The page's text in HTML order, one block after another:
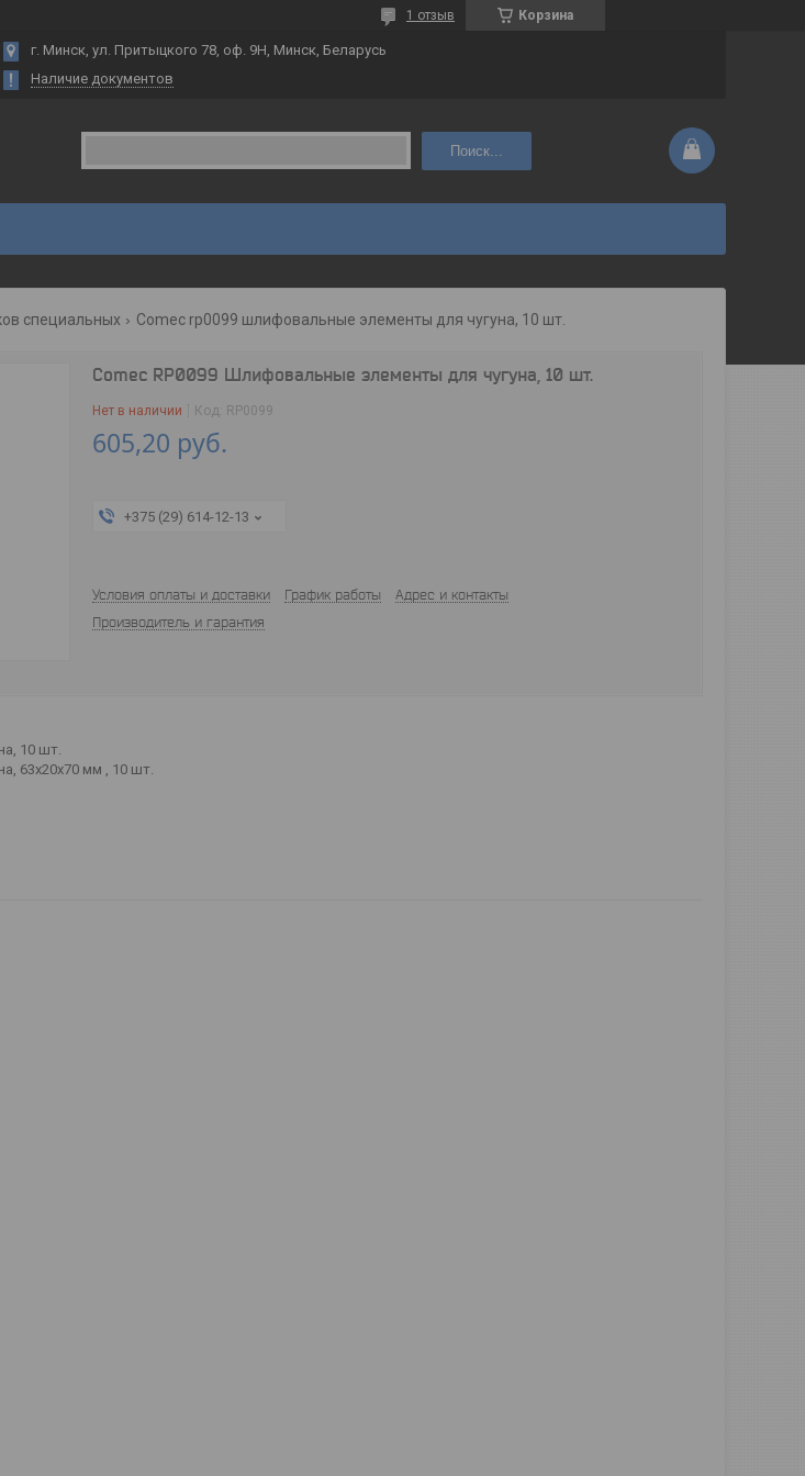
Корзина
1 отзыв
г. Минск, ул. Притыцкого 78, оф. 9Н, Минск, Беларусь
Наличие документов
Поиск...
специальных Comec rp0099 шлифовальные элементы для чугуна, 10 шт.
Comec RP0099 Шлифовальные элементы для чугуна, 10 шт.
Нет в наличии Код: RP0099
605,20 руб.
+375 (29) 614-12-13
Условия оплаты и доставки График работы
Адрес и контакты
Производитель и гарантия
10 шт.
63x20x70 мм , 10 шт.